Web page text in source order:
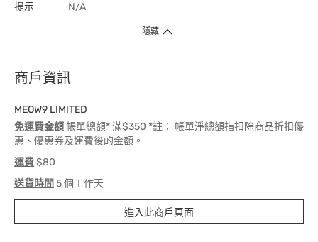
提示 N/A
隱藏
商戶資訊
MEOW9 LIMITED
免運費金額 帳單總額* 滿$350 *註： 帳單淨總額指扣除商品折扣優
惠、優惠券及運費後的金額。
運費$80
送貨時間 5 個工作天
進入此商戶頁面